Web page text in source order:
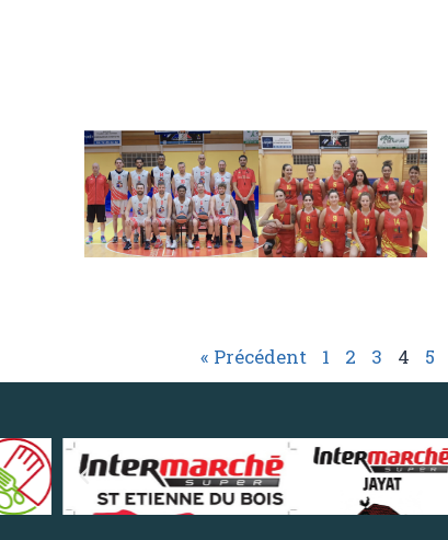
« Précédent 1 2 3 4 5